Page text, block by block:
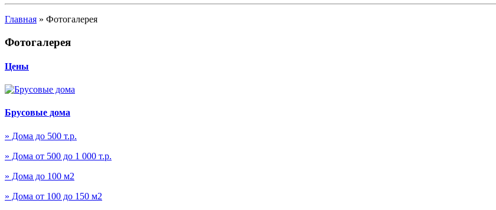
Главная » Фотогалерея
Фотогалерея
Цены
Брусовые дома
» Дома до 500 т.р.
» Дома от 500 до 1 000 т.р.
» Дома до 100 м2
» Дома от 100 до 150 м2